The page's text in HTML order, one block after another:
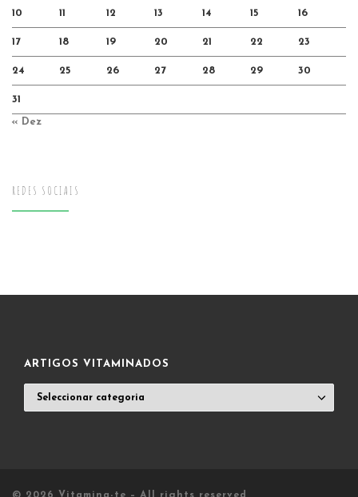
10 11 12 13 14 15 16
17 18 19 20 21 22 23
24 25 26 27 28 29 30
31
« Dez
REDES SOCIAIS
ARTIGOS VITAMINADOS
VITAMINADOS